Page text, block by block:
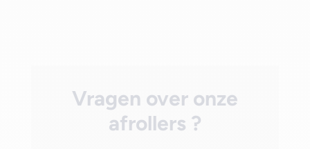
Vragen over onze
afrollers ?